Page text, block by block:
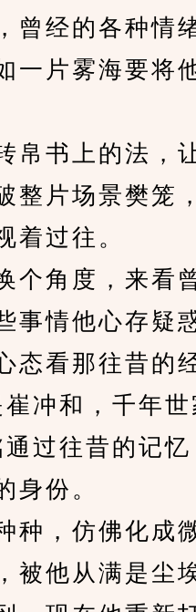
曾经的各种情
一片雾海要将
书上的法，
整片场景樊笼
着过往。
角度，来看
事情他心存疑
态看那往昔的
和，千年世
过往昔的记忆
身份。
，仿佛化成
被他从满是尘